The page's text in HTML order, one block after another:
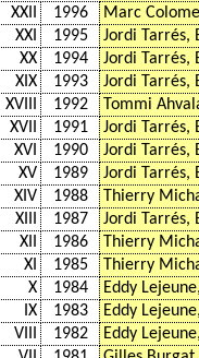
XXII
1996
Marc
XXI
1995
Jordi Tarrés,
XX
1994
Jordi Tarrés,
XIX
1993
Jordi Tarrés,
XVIII
1992
Tommi
XVII
1991
Jordi Tarrés,
XVI
1990
Jordi Tarrés,
XV
1989
Jordi Tarrés,
XIV
1988
Thierry
XIII
1987
Jordi Tarrés,
XII
1986
Thierry
XI
1985
Thierry
X
1984
Eddy
IX
1983
Eddy
VIII
1982
Eddy